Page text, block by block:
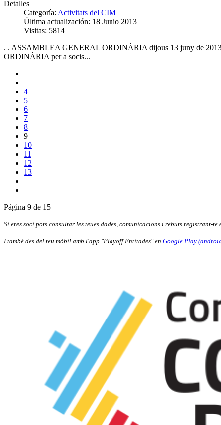
Detalles
Categoría: Activitats del CIM
Última actualización: 18 Junio 2013
Visitas: 5814
. . ASSAMBLEA GENERAL ORDINÀRIA dijous 13 juny de 2013
ORDINÀRIA per a socis...
4
5
6
7
8
9
10
11
12
13
Página 9 de 15
Si eres soci pots consultar les teues dades, comunicacions i rebuts registrant-te
I també des del teu mòbil amb l'app "Playoff Entitades" en Google Play